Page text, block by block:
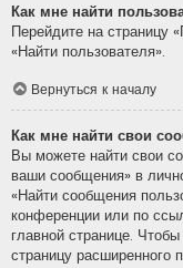
Как мне найти
Перейдите на страницу
«Найти пользователя».
Вернуться к началу
Как мне найти свои
Вы можете найти свои
ваши сообщения» в
«Найти сообщения
конференции или по
главной странице.
страницу расширенного